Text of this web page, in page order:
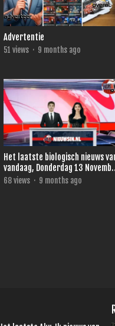
Advertentie
51 views · 9 months ago
Het laatste biologisch nieuws van
vandaag, Donderdag 13
2025.
68views · 9 months ago